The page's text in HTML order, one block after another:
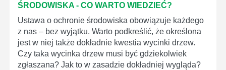
ŚRODOWISKA - CO WARTO WIEDZIEĆ?
Ustawa o ochronie środowiska obowiązuje każdego
z nas – bez wyjątku. Warto podkreślić, że określona
jest w niej także dokładnie kwestia wycinki drzew.
Czy taka wycinka drzew musi być gdziekolwiek
zgłaszana? Jak to w zasadzie dokładniej wygląda?